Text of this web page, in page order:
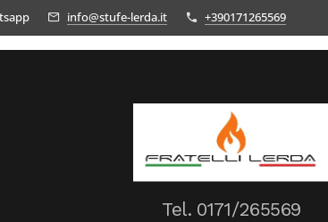
info@stufe-lerda.it +390171265569
Tel. 0171/265569